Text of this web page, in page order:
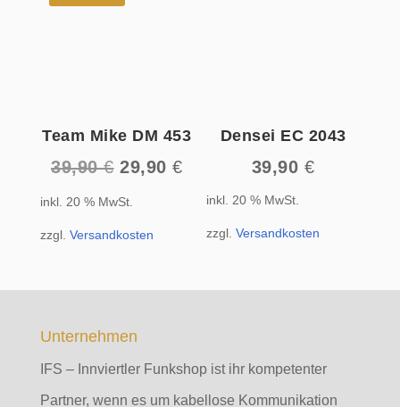
Team Mike DM 453
39,90€ Ursprünglicher
war:
39,90 €
29,90€Aktueller
29,90 €.
inkl. 20 % MwSt.
zzgl. Versandkosten
Densei EC 2043
39,90 €
inkl. 20 % MwSt.
zzgl.Versandkosten
Unternehmen
IFS – Innviertler Funkshop ist ihr kompetenter
Partner, wenn es um kabellose Kommunikation